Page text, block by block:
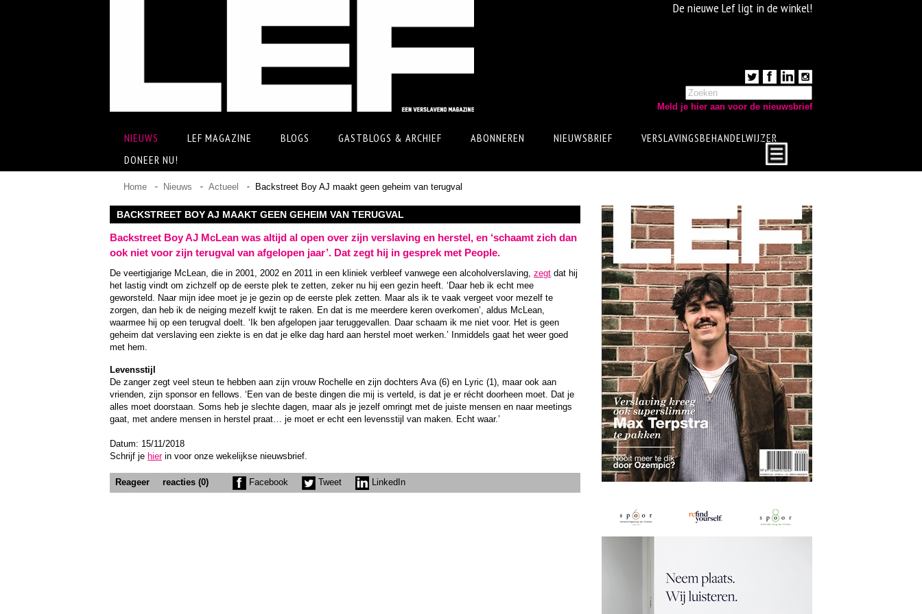
De nieuwe Lef ligt in de winkel!
Meld je hier aan voor de nieuwsbrief
NIEUWS LEF MAGAZINE BLOGS GASTBLOGS & ARCHIEF ABONNEREN NIEUWSBRIEF
VERSLAVINGSBEHANDELWIJZER
DONEER NU!
Home Nieuws Actueel Backstreet Boy AJ maakt geen geheim van terugval
BACKSTREET BOY AJ MAAKT GEEN GEHEIM VAN TERUGVAL
Backstreet Boy AJ McLean was altijd al open over zijn verslaving en herstel, en ‘schaamt zich dan
ook niet voor zijn terugval van afgelopen jaar’. Dat zegt hij in gesprek met People.
De veertigjarige McLean, die in 2001, 2002 en 2011 in een kliniek verbleef vanwege een alcoholverslaving, zegt dat hij
het lastig vindt om zichzelf op de eerste plek te zetten, zeker nu hij een gezin heeft. ‘Daar heb ik echt mee
geworsteld. Naar mijn idee moet je je gezin op de eerste plek zetten. Maar als ik te vaak vergeet voor mezelf te
zorgen, dan heb ik de neiging mezelf kwijt te raken. En dat is me meerdere keren overkomen’, aldus McLean,
waarmee hij op een terugval doelt. ‘Ik ben afgelopen jaar teruggevallen. Daar schaam ik me niet voor. Het is geen
geheim dat verslaving een ziekte is en dat je elke dag hard aan herstel moet werken.’ Inmiddels gaat het weer goed
met hem.
Levensstijl
De zanger zegt veel steun te hebben aan zijn vrouw Rochelle en zijn dochters Ava (6) en Lyric (1), maar ook aan
vrienden, zijn sponsor en fellows. ‘Een van de beste dingen die mij is verteld, is dat je er récht doorheen moet. Dat je
alles moet doorstaan. Soms heb je slechte dagen, maar als je jezelf omringt met de juiste mensen en naar meetings
gaat, met andere mensen in herstel praat… je moet er echt een levensstijl van maken. Echt waar.’
Datum: 15/11/2018
Schrijf je hierin voor onze wekelijkse nieuwsbrief.
Reageer reacties (0) Facebook Tweet LinkedIn